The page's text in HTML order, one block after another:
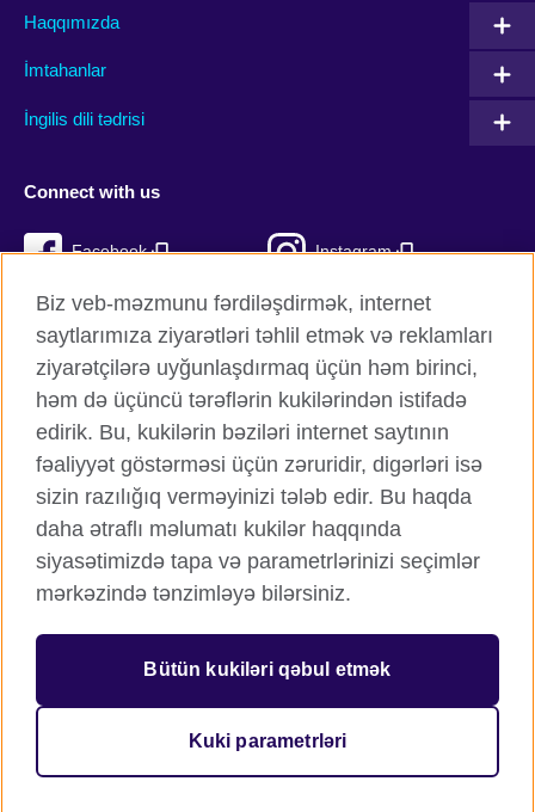
Haqqımızda
İmtahanlar
İngilis dili tədrisi
Connect with us
Facebook Instagram
Twitter TikTok
British Council qlobal
Məxfilik və şərtlər
Sitemap
© 2026 British Council
Birləşmiş Krallığın mədəni əlaqələr və təhsil imkanları üzrə
Uels), SC037733 (Şotlandiya).
Biz veb-məzmunu fərdiləşdirmək, internet
saytlarımıza ziyarətləri təhlil etmək və reklamları
ziyarətçilərə uyğunlaşdırmaq üçün həm birinci,
həm də üçüncü tərəflərin kukilərindən istifadə
edirik. Bu, kukilərin bəziləri internet saytının
fəaliyyət göstərməsi üçün zəruridir, digərləri isə
sizin razılığıq verməyinizi tələb edir. Bu haqda
daha ətraflı məlumatı kukilər haqqında
siyasətimizdə tapa və parametrlərinizi seçimlər
mərkəzində tənzimləyə bilərsiniz.
Bütün kukiləri qəbul etmək
Kuki parametrləri